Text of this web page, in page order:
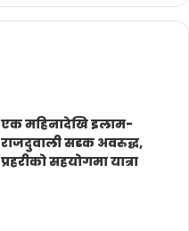
एक महिनादेखि इलाम-
राजदुवाली सडक अवरुद्ध,
प्रहरीको सहयोगमा यात्रा